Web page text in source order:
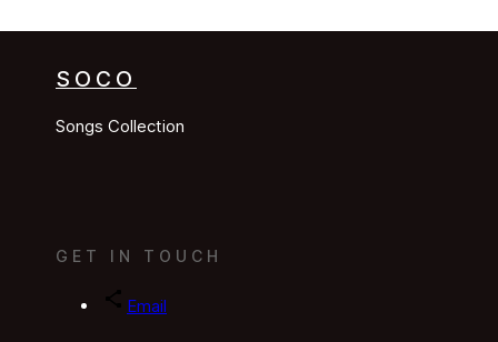
SOCO
Songs Collection
GET IN TOUCH
Email